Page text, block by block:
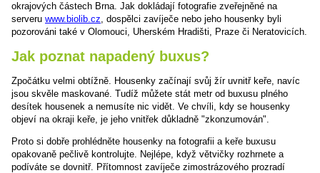
okrajových částech Brna. Jak dokládají fotografie zveřejněné na
serveru www.biolib.cz, dospělci zavíječe nebo jeho housenky byli
pozorováni také v Olomouci, Uherském Hradišti, Praze či Neratovicích.
Jak poznat napadený buxus?
Zpočátku velmi obtížně. Housenky začínají svůj žír uvnitř keře, navíc
jsou skvěle maskované. Tudíž můžete stát metr od buxusu plného
desítek housenek a nemusíte nic vidět. Ve chvíli, kdy se housenky
objeví na okraji keře, je jeho vnitřek důkladně "zkonzumován".
Proto si dobře prohlédněte housenky na fotografii a keře buxusu
opakovaně pečlivě kontrolujte. Nejlépe, když větvičky rozhrnete a
podíváte se dovnitř. Přítomnost zavíječe zimostrázového prozradí